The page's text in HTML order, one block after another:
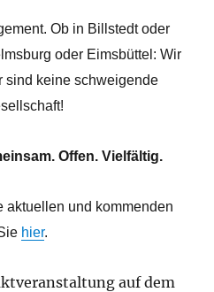
Ob in Billstedt oder
oder Eimsbüttel: Wir
sind keine schweigende
Offen. Vielfältig.
aktuellen und kommenden
hier.
auf dem